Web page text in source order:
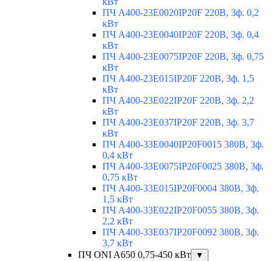
ПЧ A400-23E0020IP20F 220В, 3ф. 0,2
кВт
ПЧ A400-23E0040IP20F 220В, 3ф. 0,4
кВт
ПЧ A400-23E0075IP20F 220В, 3ф. 0,75
кВт
ПЧ A400-23E015IP20F 220В, 3ф. 1,5
кВт
ПЧ A400-23E022IP20F 220В, 3ф. 2,2
кВт
ПЧ A400-23E037IP20F 220В, 3ф. 3,7
кВт
ПЧ A400-33E0040IP20F0015 380В, 3ф.
0,4 кВт
ПЧ A400-33E0075IP20F0025 380В, 3ф.
0,75 кВт
ПЧ A400-33E015IP20F0004 380В, 3ф.
1,5 кВт
ПЧ A400-33E022IP20F0055 380В, 3ф.
2,2 кВт
ПЧ A400-33E037IP20F0092 380В, 3ф.
3,7 кВт
ПЧ ONI A650 0,75-450 кВт
▼